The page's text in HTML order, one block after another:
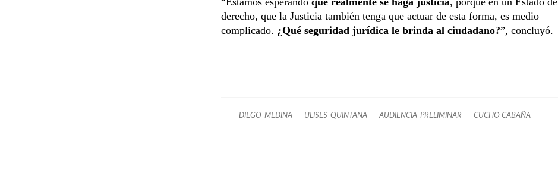
derecho, que la Justicia también tenga que actuar de esta forma, es medio
complicado. ¿Qué seguridad jurídica le brinda al ciudadano?”, concluyó.
DIEGO-MEDINA ULISES-QUINTANA AUDIENCIA-PRELIMINAR CUCHO CABAÑA